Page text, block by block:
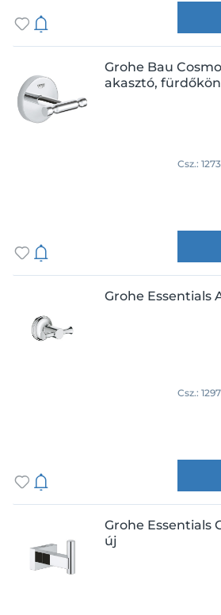
Grohe Bau
akasztó,
Csz.:
Grohe Essentials
Csz.:
Grohe Essentials
új
Strohm Teka
Újdonság
Essentials
Logis Universal
Selection Cube
Smile
Titania Naty